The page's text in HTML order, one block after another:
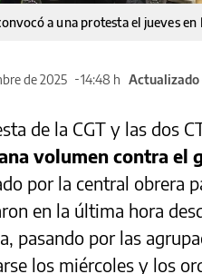
a una protesta el jueves en
de 2025 14:48 h Actualizado
de la CGT y las dos
volumen contra el
por la central obrera
en la última hora
pasando por las
los miércoles y los